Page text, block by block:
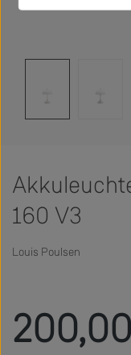
160 V3
Louis Poulsen